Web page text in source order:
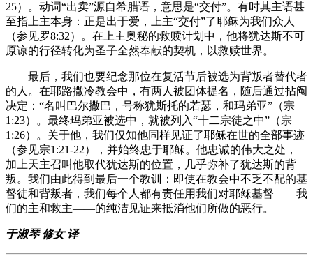
25）。动词“出卖”源自希腊语，意思是“交付”。有时其主语甚
至指上主本身：正是出于爱，上主“交付”了耶稣为我们众人
（参见罗8:32）。在上主奥秘的救赎计划中，他将犹达斯不可
原谅的行径转化为圣子全然奉献的契机，以救赎世界。
最后，我们也要纪念那位在复活节后被选为背叛者替代者
的人。在耶路撒冷教会中，有两人被团体提名，随后通过拈阄
决定：“名叫巴尔撒巴，号称犹斯托的若瑟，和玛弟亚”（宗
1:23）。最终玛弟亚被选中，就被列入“十二宗徒之中”（宗
1:26）。关于他，我们仅知他同样见证了耶稣在世的全部事迹
（参见宗1:21-22），并始终忠于耶稣。他忠诚的伟大之处，
加上天主召叫他取代犹达斯的位置，几乎弥补了犹达斯的背
叛。我们由此得到最后一个教训：即使在教会中不乏不配的基
督徒和背叛者，我们每个人都有责任用我们对耶稣基督——我
们的主和救主——的纯洁见证来抵消他们所做的恶行。
于淑琴 修女 译